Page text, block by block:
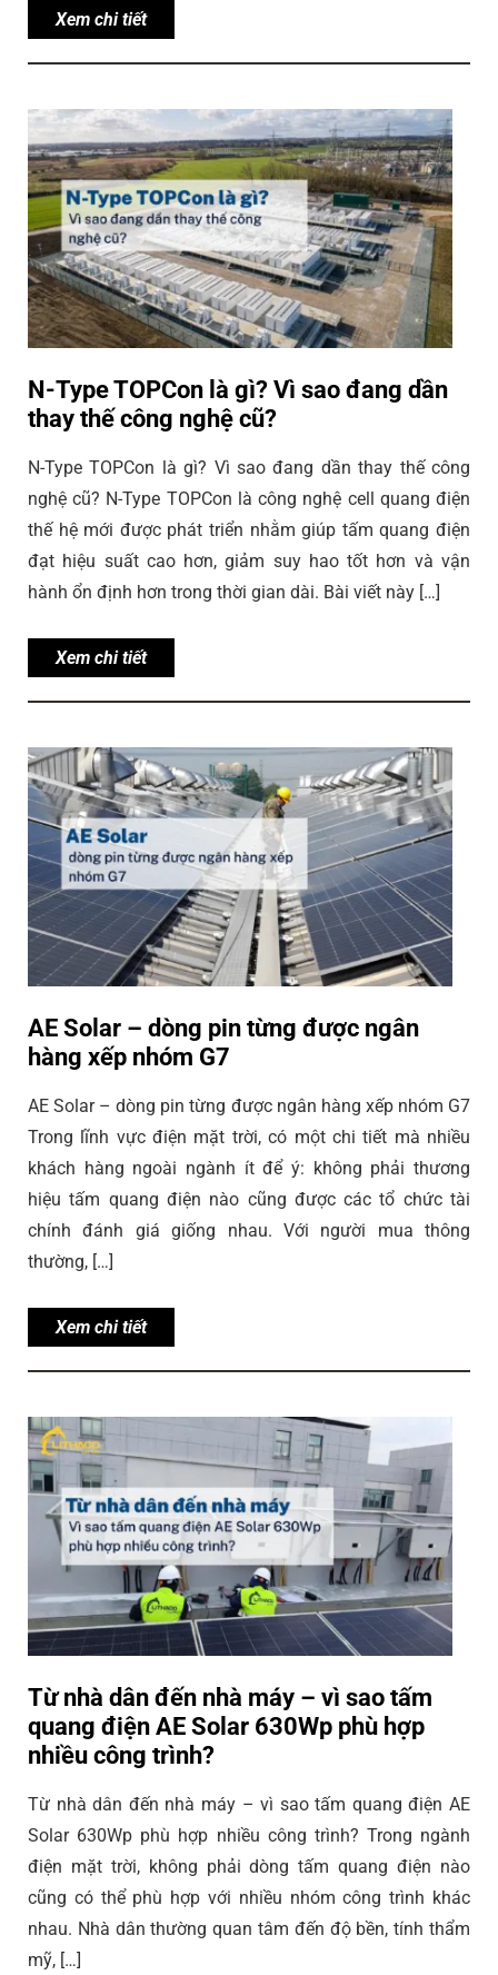
Xem chi tiết
N-Type TOPCon là gì? Vì sao đang dần
thay thế công nghệ cũ?
N-Type TOPCon là gì? Vì sao đang dần thay thế công
nghệ cũ? N-Type TOPCon là công nghệ cell quang điện
thế hệ mới được phát triển nhằm giúp tấm quang điện
đạt hiệu suất cao hơn, giảm suy hao tốt hơn và vận
hành ổn định hơn trong thời gian dài. Bài viết này […]
Xem chi tiết
AE Solar – dòng pin từng được ngân
hàng xếp nhóm G7
AE Solar – dòng pin từng được ngân hàng xếp nhóm G7
Trong lĩnh vực điện mặt trời, có một chi tiết mà nhiều
khách hàng ngoài ngành ít để ý: không phải thương
hiệu tấm quang điện nào cũng được các tổ chức tài
chính đánh giá giống nhau. Với người mua thông
thường, […]
Xem chi tiết
Từ nhà dân đến nhà máy – vì sao tấm
quang điện AE Solar 630Wp phù hợp
nhiều công trình?
Từ nhà dân đến nhà máy – vì sao tấm quang điện AE
Solar 630Wp phù hợp nhiều công trình? Trong ngành
điện mặt trời, không phải dòng tấm quang điện nào
cũng có thể phù hợp với nhiều nhóm công trình khác
nhau. Nhà dân thường quan tâm đến độ bền, tính thẩm
mỹ, […]